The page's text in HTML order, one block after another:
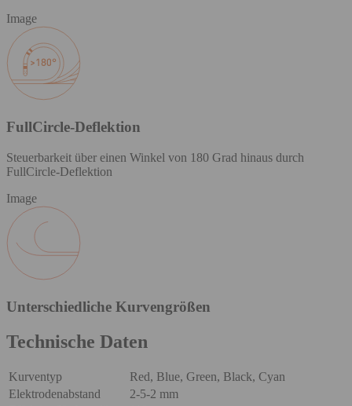
Image
FullCircle-Deflektion
Steuerbarkeit über einen Winkel von 180 Grad hinaus durch
FullCircle-Deflektion
Image
Unterschiedliche Kurvengrößen
Technische Daten
Kurventyp
Red, Blue, Green, Black, Cyan
Elektrodenabstand
2-5-2 mm